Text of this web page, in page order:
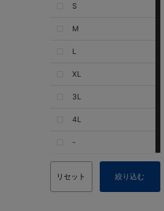
S
M
L
XL
3L
4L
-
リセット 絞り込む